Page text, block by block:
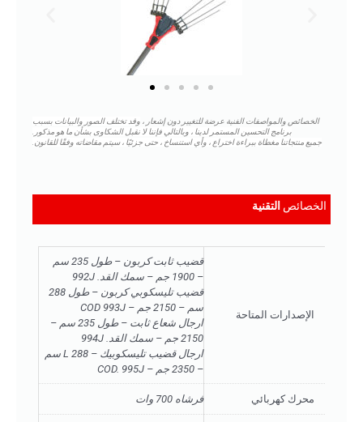
الخصائص والمواصفات الفنية عرضة للتغيير دون إشعار ، وقد تختلف الصور والبيانات بسبب
برنامج التحسين المستمر لدينا ، وبالتالي فإننا لا نقبل الشكاوى بشأن ما هو مذكور.
جميع منتجاتنا مغطاة ببراءة اختراع ، وأي استنساخ ، حتى جزئيًا ، سيتم مقاضاته وفقًا للقانون.
الخصائص التقنية
الإصدارات المتاحة
قضيب ثابت كربون – طول 235 سم
– 1900 جم – سمك القد. 992J
قضيب تليسكوبي كربون – طول 288
سم – 2150 جم – COD 993J
ارجال شعاع ثابت – طول 235 سم –
2150 جم – سمك القد. 994J
ارجال قضيب تليسكوبيك – L 288 سم
– 2350 جم – COD. 995J
محرك كهربائي فرشاه 700 وات